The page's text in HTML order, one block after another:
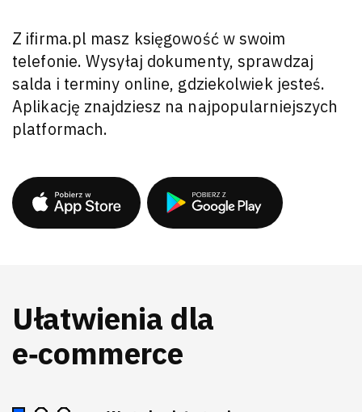
Z ifirma.pl masz księgowość w swoim
telefonie. Wysyłaj dokumenty, sprawdzaj
salda i terminy online, gdziekolwiek jesteś.
Aplikację znajdziesz na najpopularniejszych
platformach.
Ułatwienia dla
e‑commerce